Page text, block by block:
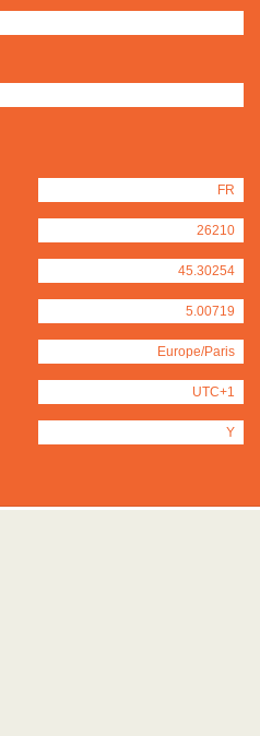
FR
26210
45.30254
5.00719
Europe/Paris
UTC+1
Y